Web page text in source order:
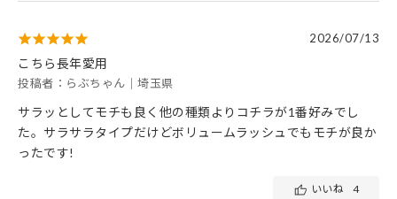
2026/07/13
こちら長年愛用
投稿者：らぶちゃん｜埼玉県
サラッとしてモチも良く他の種類よりコチラが1番好みでし
た。サラサラタイプだけどボリュームラッシュでもモチが良か
ったです!
いいね 4